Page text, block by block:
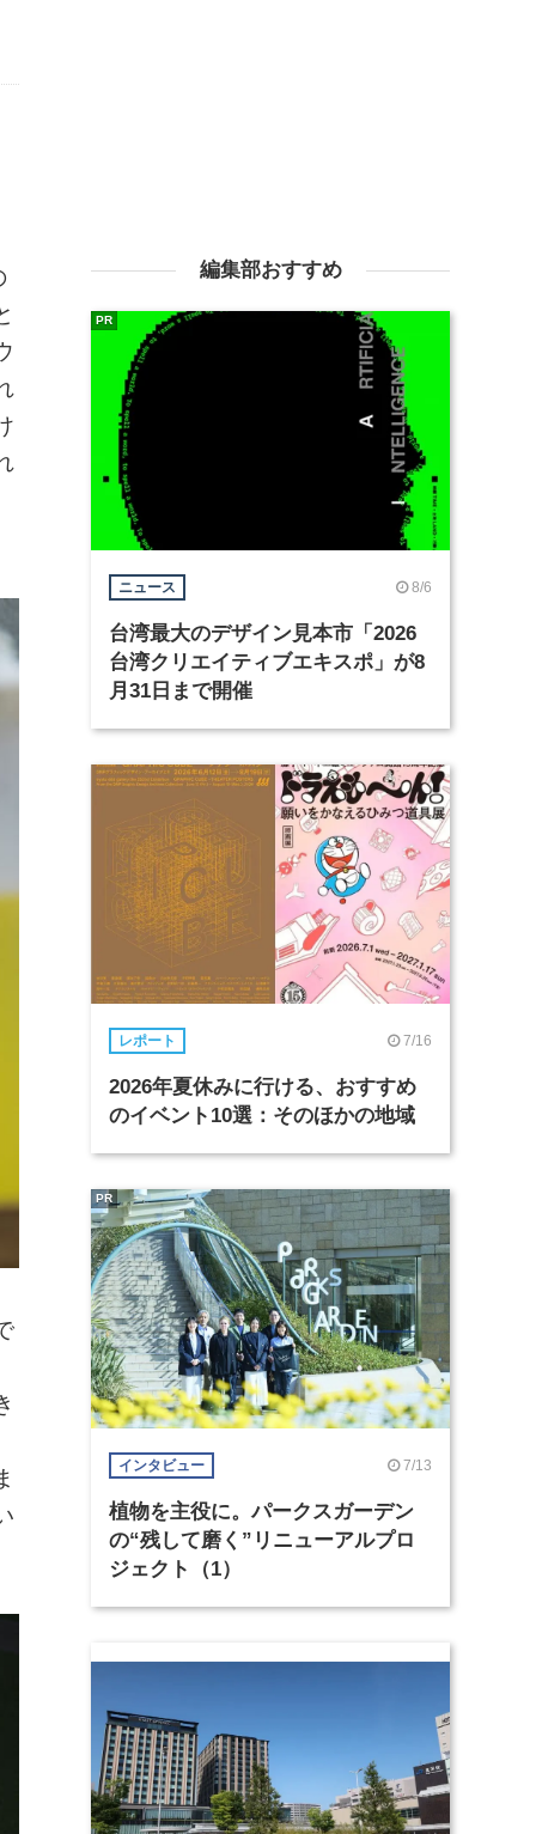
編集部おすすめ
ニュース 8/6
台湾最大のデザイン見本市「2026
台湾クリエイティブエキスポ」が8
月31日まで開催
PR
レポート 7/16
2026年夏休みに行ける、おすすめ
のイベント10選：そのほかの地域
インタビュー 7/13
植物を主役に。パークスガーデン
の“残して磨く”リニューアルプロ
ジェクト（1）
PR